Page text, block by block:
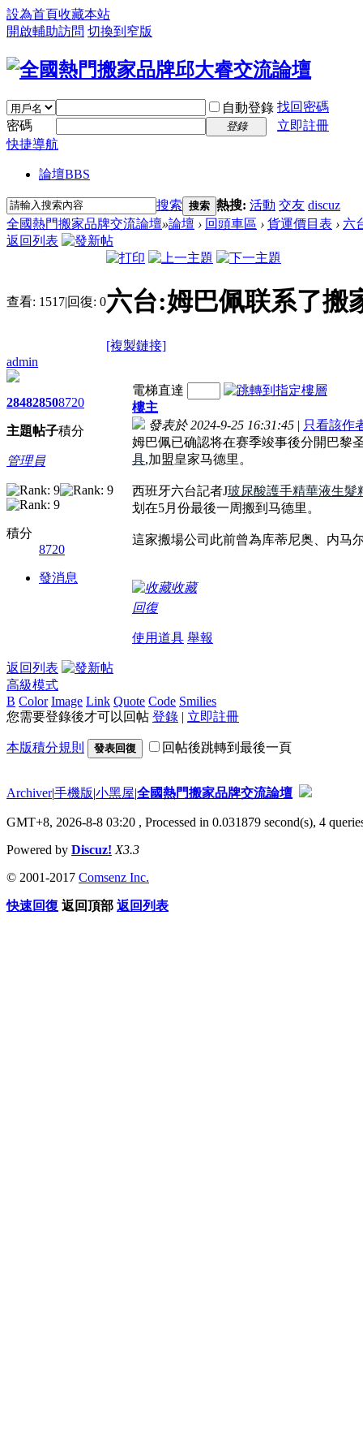
設為首頁收藏本站
開啟輔助訪問 切換到窄版
自動登錄 找回密碼
密碼
登錄
立即註冊
快捷導航
論壇BBS
搜索 搜索 熱搜: 活動 交友 discuz
全國熱門搬家品牌交流論壇»論壇 › 回頭車區 › 貨運價目表 › 六
返回列表
查看: 1517|回復: 0六台:姆巴佩联系了搬
[複製鏈接]
admin
2848
主題
2850
帖子
8720
積分
管理員
積分
8720
發消息
電梯直達
樓主
發表於 2024-9-25 16:31:45 | 只看該作
姆巴佩已确認将在赛季竣事後分開巴黎
具,加盟皇家马德里。
西班牙六台記者J玻尿酸護手精華液生髮
划在5月份最後一周搬到马德里。
這家搬場公司此前曾為库蒂尼奥、内马
收藏
回復
使用道具 舉報
返回列表
高級模式
B Color Image Link Quote Code Smilies
您需要登錄後才可以回帖 登錄 | 立即註冊
本版積分規則 發表回復 回帖後跳轉到最後一頁
Archiver|手機版|小黑屋|全國熱門搬家品牌交流論壇
GMT+8, 2026-8-8 03:20 , Processed in 0.031879 second(s), 4
Powered by Discuz! X3.3
© 2001-2017 Comsenz Inc.
快速回復 返回頂部 返回列表